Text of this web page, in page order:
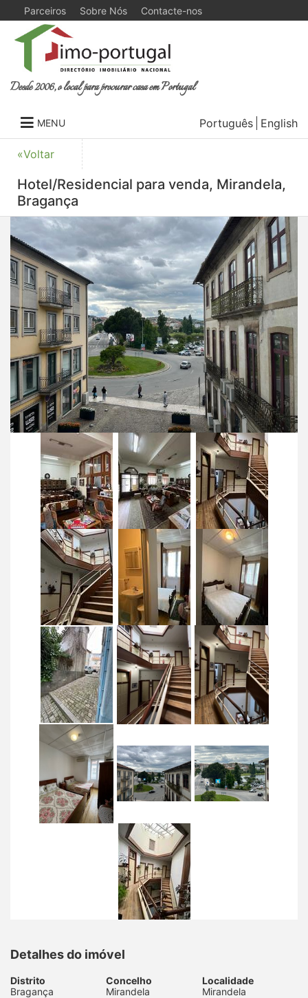
Parceiros Sobre Nós Contacte-nos
Desde 2006, o local para procurar casa em Portugal
MENU Português English
«Voltar
Hotel/Residencial para venda, Mirandela,
Bragança
Detalhes do imóvel
Distrito
Bragança
Concelho
Mirandela
Localidade
Mirandela